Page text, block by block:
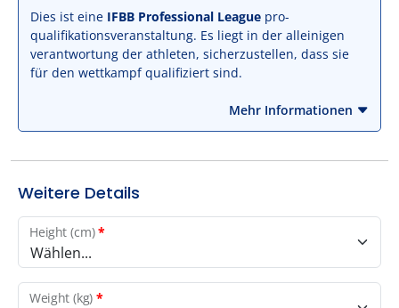
Dies ist eine IFBB Professional Leaguepro-
qualifikationsveranstaltung. Es liegt in der alleinigen
verantwortung der athleten, sicherzustellen, dass sie
für den wettkampf qualifiziert sind.
Mehr Informationen
Weitere Details
Wählen...
Height (cm)*
Weight (kg) *